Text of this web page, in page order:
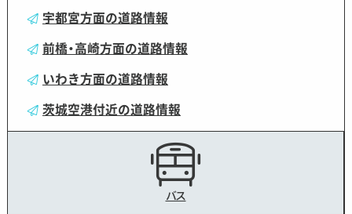
宇都宮方面の道路情報
前橋・高崎方面の道路情報
いわき方面の道路情報
茨城空港付近の道路情報
バス